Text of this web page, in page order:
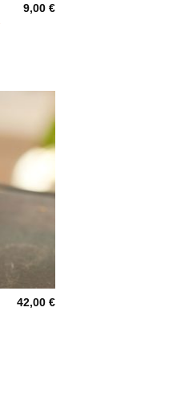
9,00€
42,00€